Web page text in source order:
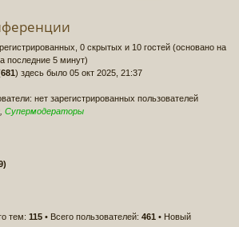
0 скрытых и 10 гостей (основано на
последние 5 минут)
681) здесь было 05 окт 2025, 21:37
нет зарегистрированных пользователей
Супермодераторы
тем: 115 • Всего пользователей: 461 • Новый